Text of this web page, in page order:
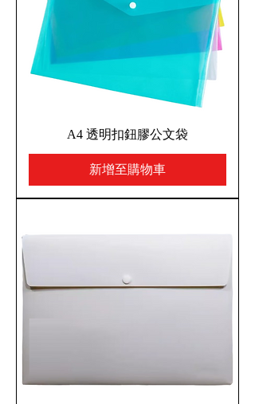
A4 透明扣鈕膠公文袋
新增至購物車